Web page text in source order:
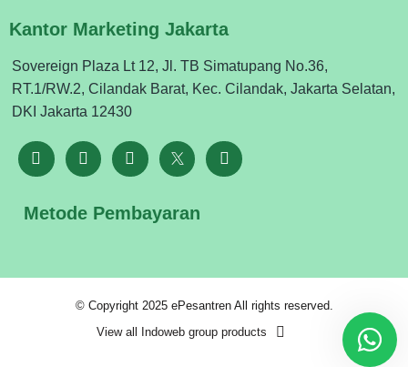
Kantor Marketing Jakarta
Sovereign Plaza Lt 12, Jl. TB Simatupang No.36,
RT.1/RW.2, Cilandak Barat, Kec. Cilandak, Jakarta Selatan,
DKI Jakarta 12430
Metode Pembayaran
© Copyright 2025 ePesantren All rights reserved.
View all Indoweb group products